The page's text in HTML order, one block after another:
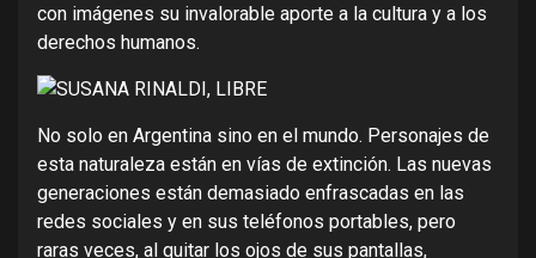
con imágenes su invalorable aporte a la cultura y a los
derechos humanos.
No solo en Argentina sino en el mundo. Personajes de
esta naturaleza están en vías de extinción. Las nuevas
generaciones están demasiado enfrascadas en las
redes sociales y en sus teléfonos portables, pero
raras veces, al quitar los ojos de sus pantallas,